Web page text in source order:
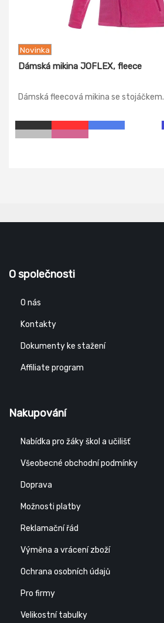
Novinka
Dámská mikina JOFLEX, fleece
Dámská fleecová mikina se stojáčkem.
O společnosti
O nás
Kontakty
Dokumenty ke stažení
Affiliate program
Nakupování
Nabídka pro žáky škol a učilišť
Všeobecné obchodní podmínky
Doprava
Možnosti platby
Reklamační řád
Výměna a vrácení zboží
Ochrana osobních údajů
Pro firmy
Velikostní tabulky